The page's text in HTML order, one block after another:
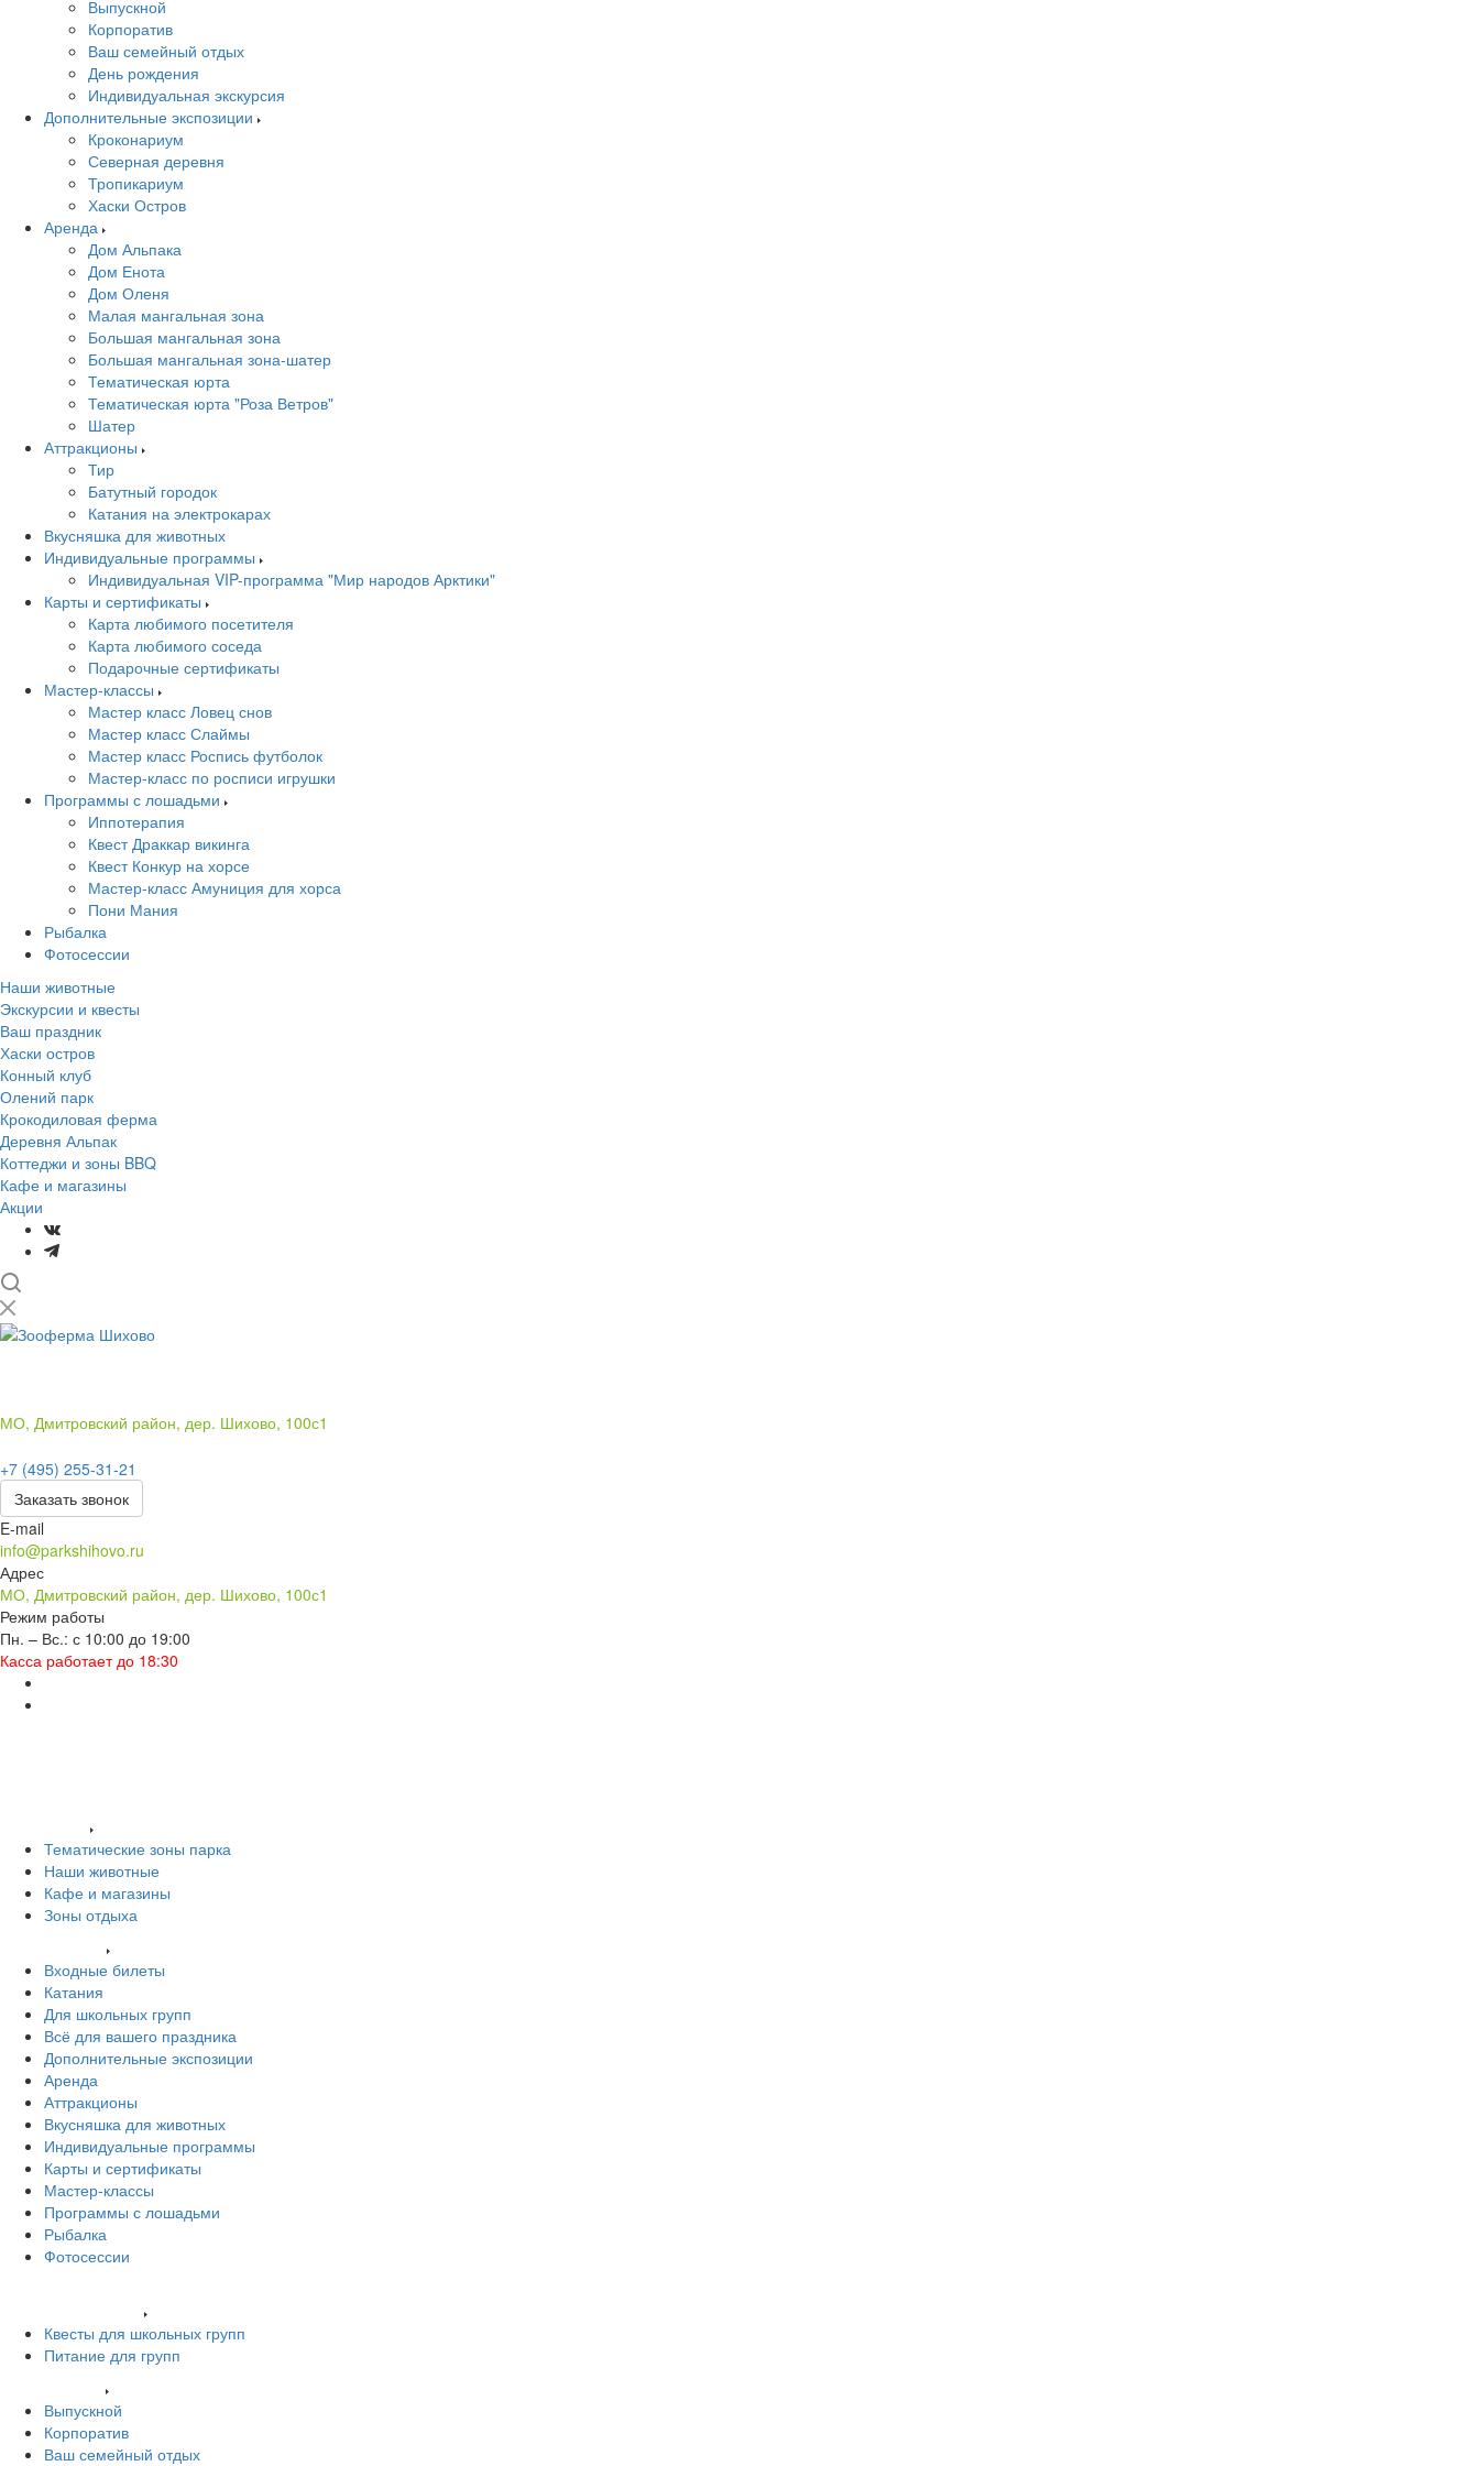
Выпускной
Корпоратив
Ваш семейный отдых
День рождения
Индивидуальная экскурсия
Дополнительные экспозиции
Кроконариум
Северная деревня
Тропикариум
Хаски Остров
Аренда
Дом Альпака
Дом Енота
Дом Оленя
Малая мангальная зона
Большая мангальная зона
Большая мангальная зона-шатер
Тематическая юрта
Тематическая юрта "Роза Ветров"
Шатер
Аттракционы
Тир
Батутный городок
Катания на электрокарах
Вкусняшка для животных
Индивидуальные программы
Индивидуальная VIP-программа "Мир народов Арктики"
Карты и сертификаты
Карта любимого посетителя
Карта любимого соседа
Подарочные сертификаты
Мастер-классы
Мастер класс Ловец снов
Мастер класс Слаймы
Мастер класс Роспись футболок
Мастер-класс по росписи игрушки
Программы с лошадьми
Иппотерапия
Квест Драккар викинга
Квест Конкур на хорсе
Мастер-класс Амуниция для хорса
Пони Мания
Рыбалка
Фотосессии
Наши животные
Экскурсии и квесты
Ваш праздник
Хаски остров
Конный клуб
Олений парк
Крокодиловая ферма
Деревня Альпак
Коттеджи и зоны BBQ
Кафе и магазины
Акции
МО, Дмитровский район, дер. Шихово, 100с1
+7 (495) 255-31-21
Заказать звонок
E-mail
info@parkshihovo.ru
Адрес
МО, Дмитровский район, дер. Шихово, 100с1
Режим работы
Пн. – Вс.: с 10:00 до 19:00
Касса работает до 18:30
Тематические зоны парка
Наши животные
Кафе и магазины
Зоны отдыха
Входные билеты
Катания
Для школьных групп
Всё для вашего праздника
Дополнительные экспозиции
Аренда
Аттракционы
Вкусняшка для животных
Индивидуальные программы
Карты и сертификаты
Мастер-классы
Программы с лошадьми
Рыбалка
Фотосессии
Квесты для школьных групп
Питание для групп
Выпускной
Корпоратив
Ваш семейный отдых